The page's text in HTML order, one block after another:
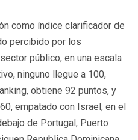
como índice clarificador de
percibido por los
público, en una escala
ninguno llegue a 100,
obtiene 92 puntos, y
empatado con Israel, en el
de Portugal, Puerto